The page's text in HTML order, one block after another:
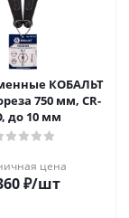
КОБАЛЬТ
750 мм, CR-
до 10 мм
цена
₽/шт